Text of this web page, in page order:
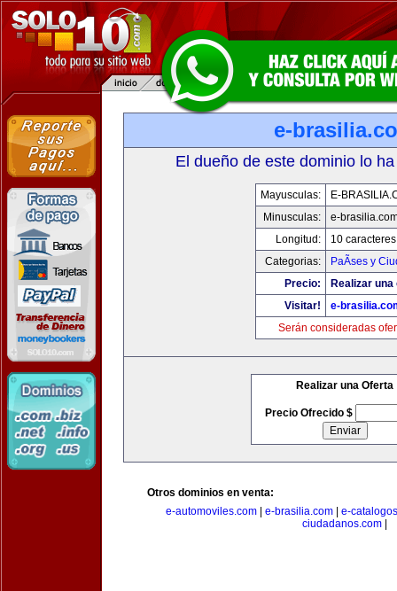
e-
El dueño de este dominio lo
Mayusculas:
E-
Minusculas:
e-
Longitud:
10 caracteres
Categorias:
PaÃ­ses y
Precio:
Realizar
Visitar!
e-
Serán consideradas
Realizar una Oferta
Precio Ofrecido $
Otros dominios en venta:
e-automoviles.com
e-brasilia.com
e-
ciudadanos.com